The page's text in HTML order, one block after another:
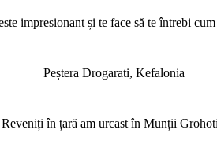
impresionant și te face să te întrebi
Peștera Drogarati, Kefalonia
Reveniți în țară am urcast în Munții